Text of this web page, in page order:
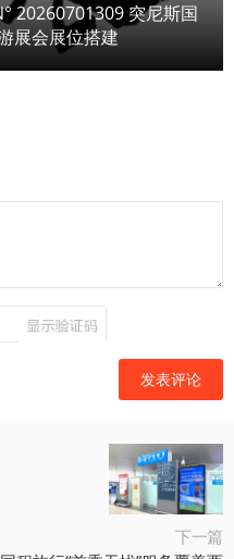
20260701309 突尼斯国
展会展位搭建
下一篇